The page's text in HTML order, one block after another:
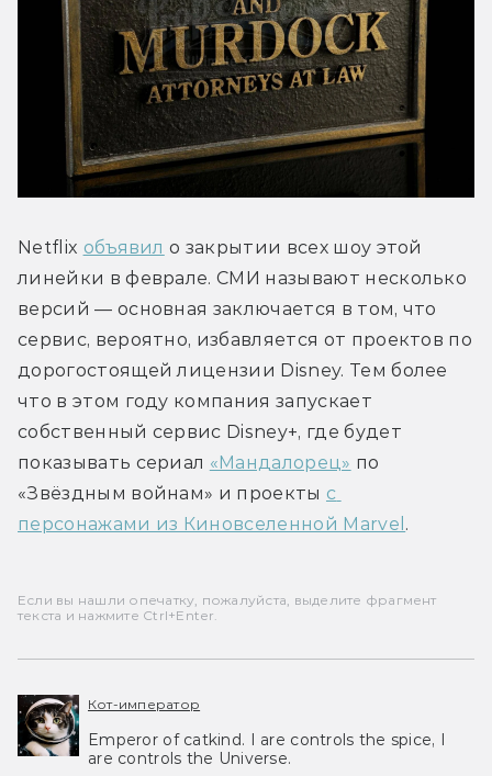
Netflix объявил о закрытии всех шоу этой
линейки в феврале. СМИ называют несколько
версий — основная заключается в том, что
сервис, вероятно, избавляется от проектов по
дорогостоящей лицензии Disney. Тем более
что в этом году компания запускает
собственный сервис Disney+, где будет
показывать сериал «Мандалорец» по
«Звёздным войнам» и проекты с
персонажами из Киновселенной Marvel .
Если вы нашли опечатку, пожалуйста, выделите фрагмент
текста и нажмите Ctrl+Enter.
Кот-император
Emperor of catkind. I are controls the spice, I
are controls the Universe.